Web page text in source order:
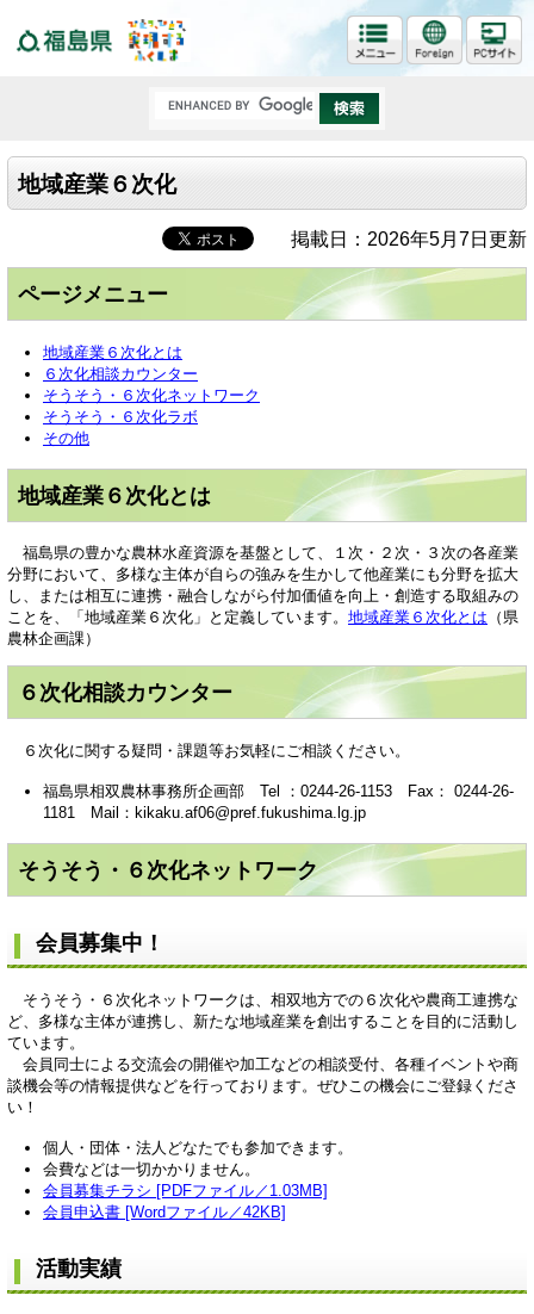
地域産業６次化
掲載日：2026年5月7日更新
ページメニュー
地域産業６次化とは
６次化相談カウンター
そうそう・６次化ネットワーク
そうそう・６次化ラボ
その他
地域産業６次化とは
福島県の豊かな農林水産資源を基盤として、１次・２次・３次の各産業
分野において、多様な主体が自らの強みを生かして他産業にも分野を拡大
し、または相互に連携・融合しながら付加価値を向上・創造する取組みの
ことを、「地域産業６次化」と定義しています。 地域産業６次化とは （県
農林企画課）
６次化相談カウンター
６次化に関する疑問・課題等お気軽にご相談ください。
福島県相双農林事務所企画部 Tel ：0244-26-1153 Fax： 0244-26-
1181 Mail：kikaku.af06@pref.fukushima.lg.jp
そうそう・６次化ネットワーク
会員募集中！
そうそう・６次化ネットワークは、相双地方での６次化や農商工連携な
ど、多様な主体が連携し、新たな地域産業を創出することを目的に活動し
ています。
会員同士による交流会の開催や加工などの相談受付、各種イベントや商
談機会等の情報提供などを行っております。ぜひこの機会にご登録くださ
い！
個人・団体・法人どなたでも参加できます。
会費などは一切かかりません。
会員募集チラシ [PDFファイル／1.03MB]
会員申込書 [Wordファイル／42KB]
活動実績